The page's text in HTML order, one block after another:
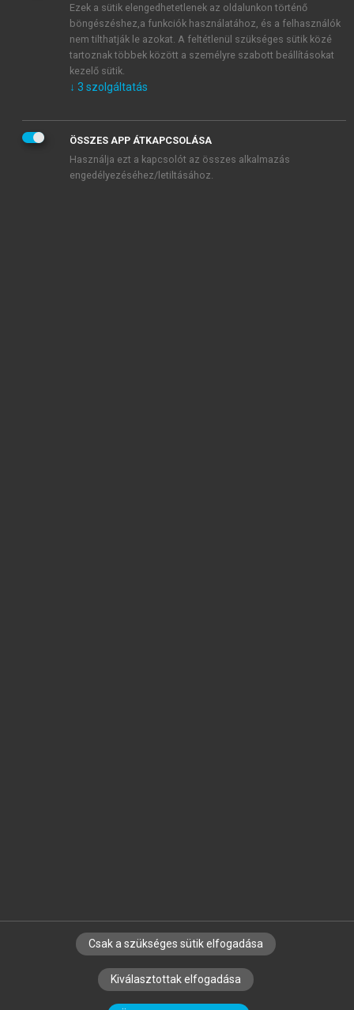
veszem és elfogadom.
Általános vásárlási feltételeket, valamint a szotar.netés a
mersz.huoldalak licencszerződéseiben foglaltakat
tudomásul veszem és elfogadom.
KIPRÓBÁLOM
SZERZŐKNEK CÉGEKNEK KÖNYVTÁROSOKNAK
SZERKESZTÉSI ÉS LEKTORÁLÁSI ALAPELVEK
Ezek a sütik elengedhetetlenek az oldalunkon történő
böngészéshez,a funkciók használatához, és a felhasználók
nem tilthatják le azokat. A feltétlenül szükséges sütik közé
tartoznak többek között a személyre szabott beállításokat
kezelő sütik.
↓ 3 szolgáltatás
ÖSSZES APP ÁTKAPCSOLÁSA
Használja ezt a kapcsolót az összes alkalmazás
engedélyezéséhez/letiltásához.
Csak a szükséges sütik elfogadása
Kiválasztottak elfogadása